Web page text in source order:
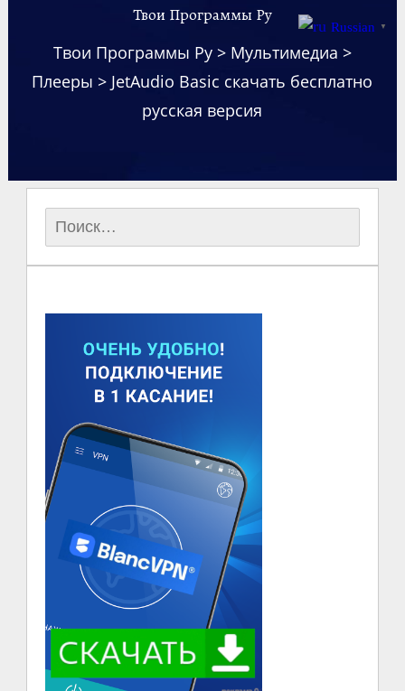
Твои Программы Ру
Твои Программы Ру> Мультимедиа >
Плееры > JetAudio Basic скачать бесплатно
русская версия
Найти:
Russian ▼